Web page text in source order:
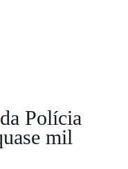
Polícia
mil